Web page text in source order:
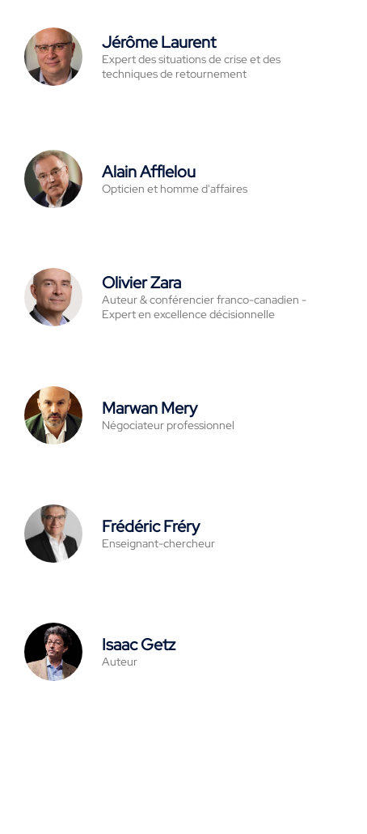
Jérôme Laurent
Expert des situations de crise et des
techniques de retournement
Alain Afflelou
Opticien et homme d'affaires
Olivier Zara
Auteur & conférencier franco-canadien -
Expert en excellence décisionnelle
Marwan Mery
Négociateur professionnel
Frédéric Fréry
Enseignant-chercheur
Isaac Getz
Auteur